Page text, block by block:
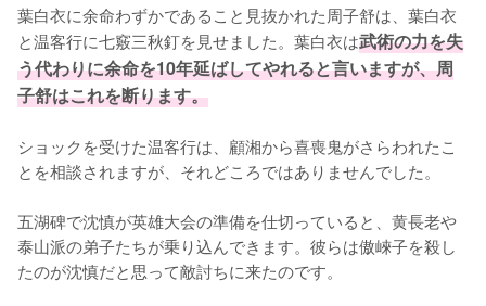
葉白衣に余命わずかであること見抜かれた周子舒は、葉白衣
と温客行に七竅三秋釘を見せました。葉白衣は武術の力を失
う代わりに余命を10年延ばしてやれると言いますが、周
子舒はこれを断ります。
ショックを受けた温客行は、顧湘から喜喪鬼がさらわれたこ
とを相談されますが、それどころではありませんでした。
五湖碑で沈慎が英雄大会の準備を仕切っていると、黄長老や
泰山派の弟子たちが乗り込んできます。彼らは傲崍子を殺し
たのが沈慎だと思って敵討ちに来たのです。